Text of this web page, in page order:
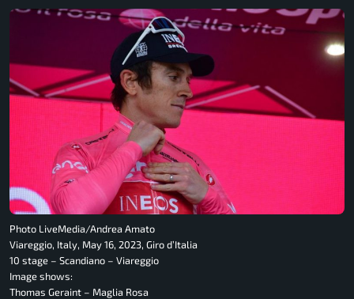
Photo LiveMedia/Andrea Amato
Viareggio, Italy, May 16, 2023, Giro d’Italia
10 stage – Scandiano – Viareggio
Image shows:
Thomas Geraint – Maglia Rosa